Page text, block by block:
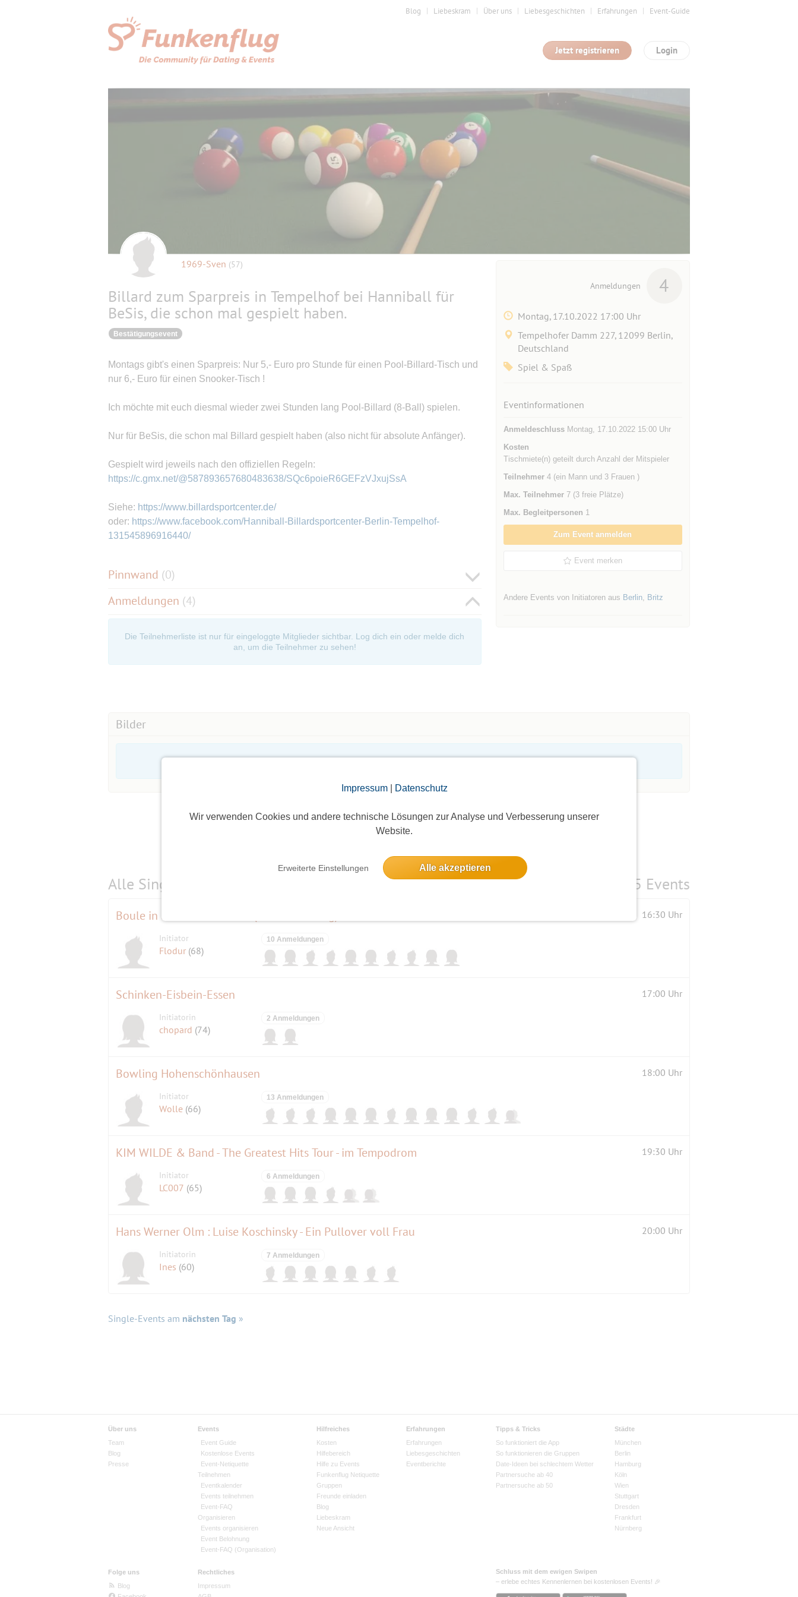
Impressum| Datenschutz
Wir verwenden Cookies und andere technische Lösungen zur Analyse und Verbesserung unserer
Website.
Erweiterte Einstellungen Alle akzeptieren
Blog Liebeskram Über uns Liebesgeschichten Erfahrungen Event-Guide
Login
Jetzt registrieren
1969-Sven (57)
Billard zum Sparpreis in Tempelhof bei Hanniball für
BeSis, die schon mal gespielt haben.
Bestätigungsevent
Montags gibt's einen Sparpreis: Nur 5,- Euro pro Stunde für einen Pool-Billard-Tisch und
nur 6,- Euro für einen Snooker-Tisch !
Ich möchte mit euch diesmal wieder zwei Stunden lang Pool-Billard (8-Ball) spielen.
Nur für BeSis, die schon mal Billard gespielt haben (also nicht für absolute Anfänger).
Gespielt wird jeweils nach den offiziellen Regeln:
https://c.gmx.net/@587893657680483638/SQc6poieR6GEFzVJxujSsA
Siehe: https://www.billardsportcenter.de/
oder: https://www.facebook.com/Hanniball-Billardsportcenter-Berlin-Tempelhof-
131545896916440/
Pinnwand (0)
Anmeldungen (4)
Die Teilnehmerliste ist nur für eingeloggte Mitglieder sichtbar. Log dich ein oder melde dich
an, um die Teilnehmer zu sehen!
Anmeldungen 4
Montag, 17.10.2022 17:00 Uhr
Tempelhofer Damm 227, 12099 Berlin,
Deutschland
Spiel & Spaß
Eventinformationen
AnmeldeschlussMontag, 17.10.2022 15:00 Uhr
Kosten
Tischmiete(n) geteilt durch Anzahl der Mitspieler
Teilnehmer4 (ein Mann und 3 Frauen )
Max. Teilnehmer7 (3 freie Plätze)
Max. Begleitpersonen 1
Zum Event anmelden
Event merken
Andere Events von Initiatoren aus Berlin, Britz
Bilder
Alle Single-Events am 5 Events
Boule in der Schloßstrasse (Charlottenburg) 16:30 Uhr
Initiator
Flodur (68)
10 Anmeldungen
Schinken-Eisbein-Essen 17:00 Uhr
Initiatorin
chopard (74)
2 Anmeldungen
Bowling Hohenschönhausen 18:00 Uhr
Initiator
Wolle (66)
13 Anmeldungen
KIM WILDE & Band - The Greatest Hits Tour - im Tempodrom 19:30 Uhr
Initiator
LC007 (65)
6 Anmeldungen
Hans Werner Olm : Luise Koschinsky - Ein Pullover voll Frau 20:00 Uhr
Initiatorin
Ines (60)
7 Anmeldungen
Single-Events am nächsten Tag »
Über uns
Team
Blog
Presse
Events
Event Guide
Kostenlose Events
Event-Netiquette
Teilnehmen
Eventkalender
Events teilnehmen
Event-FAQ
Organisieren
Events organisieren
Event Belohnung
Event-FAQ (Organisation)
Hilfreiches
Kosten
Hilfebereich
Hilfe zu Events
Funkenflug Netiquette
Gruppen
Freunde einladen
Blog
Liebeskram
Neue Ansicht
Erfahrungen
Erfahrungen
Liebesgeschichten
Eventberichte
Tipps & Tricks
So funktioniert die App
So funktionieren die Gruppen
Date-Ideen bei schlechtem Wetter
Partnersuche ab 40
Partnersuche ab 50
Städte
München
Berlin
Hamburg
Köln
Wien
Stuttgart
Dresden
Frankfurt
Nürnberg
Folge uns
Blog
Rechtliches
Impressum
Schluss mit dem ewigen Swipen
– erlebe echtes Kennenlernen bei kostenlosen Events! 🎉